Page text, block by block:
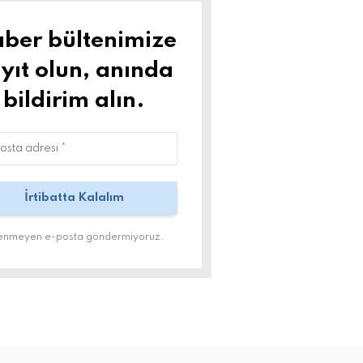
bültenimize
olun, anında
bildirim alın.
e-posta göndermiyoruz.